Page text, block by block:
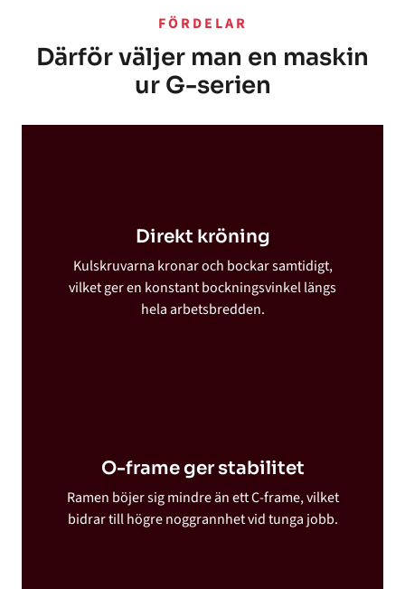
FÖRDELAR
Därför väljer man en maskin
ur G-serien
Direkt kröning
Kulskruvarna kronar och bockar samtidigt,
vilket ger en konstant bockningsvinkel längs
hela arbetsbredden.
O-frame ger stabilitet
Ramen böjer sig mindre än ett C-frame, vilket
bidrar till högre noggrannhet vid tunga jobb.